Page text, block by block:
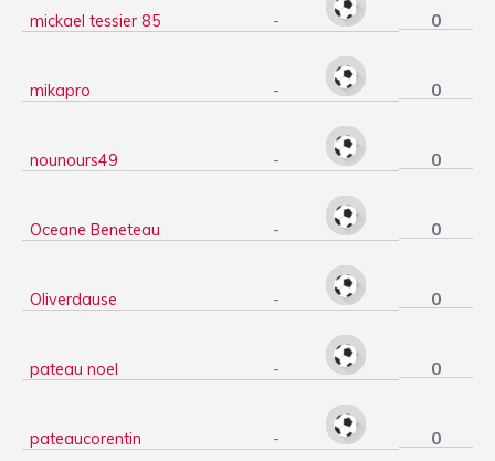
mickael tessier 85 - 0
mikapro - 0
nounours49 - 0
Oceane Beneteau - 0
Oliverdause - 0
pateau noel - 0
pateaucorentin - 0